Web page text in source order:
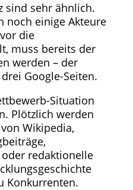
sind sehr ähnlich.
noch einige Akteure
die
muss bereits der
werden – der
Google-Seiten.
Situation
Plötzlich werden
Wikipedia,
redaktionelle
Konkurrenten.